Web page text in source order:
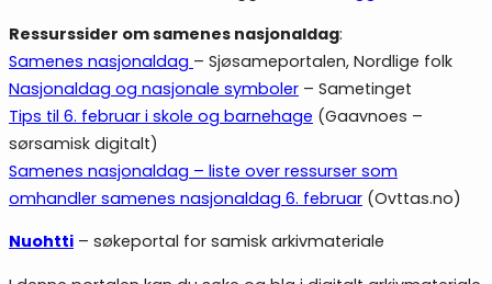
Ressurssider om samenes nasjonaldag:
Samenes nasjonaldag – Sjøsameportalen, Nordlige folk
Nasjonaldag og nasjonale symboler – Sametinget
Tips til 6. februar i skole og barnehage (Gaavnoes –
sørsamisk digitalt)
Samenes nasjonaldag – liste over ressurser som
omhandler samenes nasjonaldag 6. februar (Ovttas.no)
Nuohtti – søkeportal for samisk arkivmateriale